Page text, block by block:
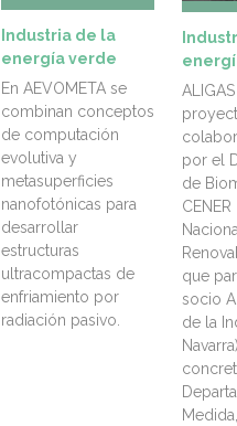
Industria de la
energía verde
En AEVOMETA se
combinan conceptos
de computación
evolutiva y
metasuperficies
nanofotónicas para
desarrollar
estructuras
ultracompactas de
enfriamiento por
radiación pasivo.
por el
de
que
socio
de la